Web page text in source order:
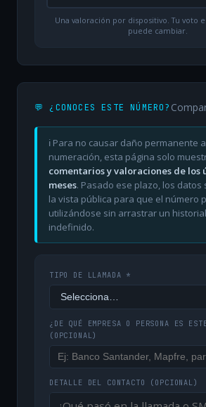
Una valoración por dispositivo. Tu voto
puede cambiar.
💬 ¿CONOCES ESTE NÚMERO?
ℹ️ Para no causar daño permanente
numeración, esta página solo
comentarios y valoraciones de los
meses. Pasado ese plazo, los datos
la vista pública para que el número
utilizándose sin arrastrar un
indefinido.
TIPO DE LLAMADA *
¿DE QUÉ EMPRESA O PERSONA ES
(OPCIONAL)
DETALLE DEL CONTACTO (OPCIONAL)